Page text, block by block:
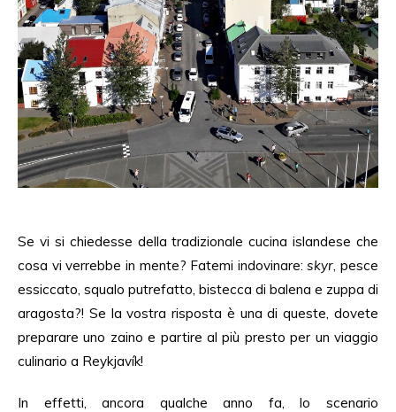
Se vi si chiedesse della tradizionale cucina islandese che
cosa vi verrebbe in mente? Fatemi indovinare:skyr , pesce
essiccato, squalo putrefatto, bistecca di balena e zuppa di
aragosta?! Se la vostra risposta è una di queste, dovete
preparare uno zaino e partire al più presto per un viaggio
culinario a Reykjavík!
In effetti, ancora qualche anno fa, lo scenario